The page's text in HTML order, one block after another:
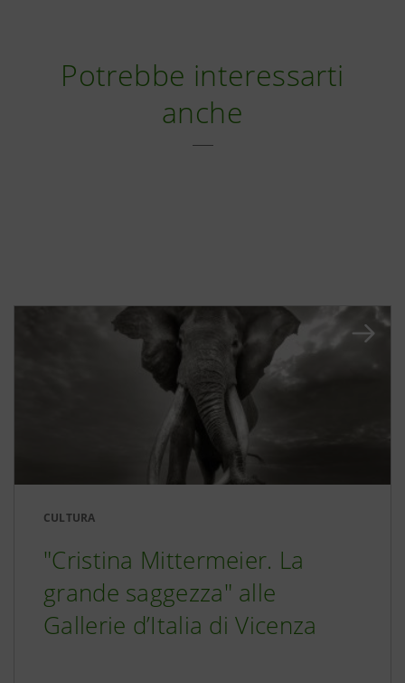
Potrebbe interessarti
anche
CULTURA
"Cristina Mittermeier. La
grande saggezza" alle
Gallerie d’Italia di Vicenza